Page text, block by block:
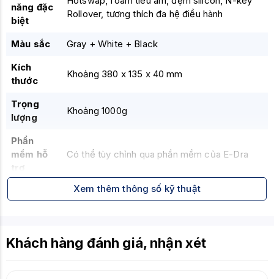
năng đặc
biệt
Rollover, tương thích đa hệ điều hành
Màu sắc
Gray + White + Black
Kích
thước
Khoảng 380 x 135 x 40 mm
Trọng
lượng
Khoảng 1000g
Phần
mềm hỗ
trợ
Có thể tùy chỉnh qua phần mềm của E-Dra
Xem thêm thông số kỹ thuật
Khách hàng đánh giá, nhận xét